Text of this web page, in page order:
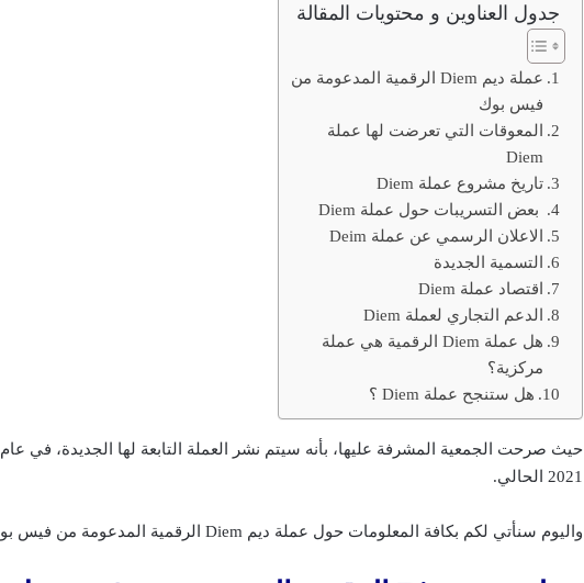
جدول العناوين و محتويات المقالة
عملة ديم Diem الرقمية المدعومة من
فيس بوك
المعوقات التي تعرضت لها عملة
Diem
تاريخ مشروع عملة Diem
بعض التسريبات حول عملة Diem
الاعلان الرسمي عن عملة Deim
التسمية الجديدة
اقتصاد عملة Diem
الدعم التجاري لعملة Diem
هل عملة Diem الرقمية هي عملة
مركزية؟
هل ستنجح عملة Diem ؟
حيث صرحت الجمعية المشرفة عليها، بأنه سيتم نشر العملة التابعة لها الجديدة، في عام
2021 الحالي.
واليوم سنأتي لكم بكافة المعلومات حول عملة ديم Diem الرقمية المدعومة من فيس بوك .